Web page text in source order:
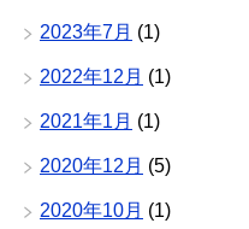
2023年7月 (1)
2022年12月 (1)
2021年1月 (1)
2020年12月 (5)
2020年10月 (1)